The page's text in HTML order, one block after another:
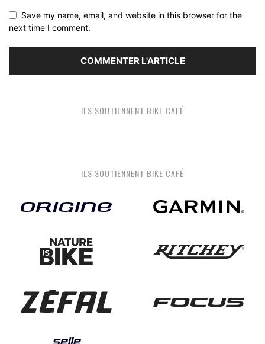
Save my name, email, and website in this browser for the
next time I comment.